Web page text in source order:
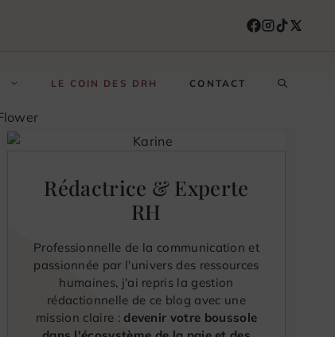
LE COIN DES DRH CONTACT
Rédactrice & Experte
RH
Professionnelle de la communication et
passionnée par l'univers des ressources
humaines, j'ai repris la gestion
rédactionnelle de ce blog avec une
mission claire : devenir votre boussole